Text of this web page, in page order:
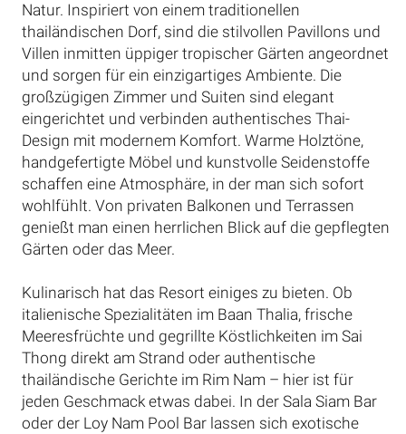
Natur. Inspiriert von einem traditionellen
thailändischen Dorf, sind die stilvollen Pavillons und
Villen inmitten üppiger tropischer Gärten angeordnet
und sorgen für ein einzigartiges Ambiente. Die
großzügigen Zimmer und Suiten sind elegant
eingerichtet und verbinden authentisches Thai-
Design mit modernem Komfort. Warme Holztöne,
handgefertigte Möbel und kunstvolle Seidenstoffe
schaffen eine Atmosphäre, in der man sich sofort
wohlfühlt. Von privaten Balkonen und Terrassen
genießt man einen herrlichen Blick auf die gepflegten
Gärten oder das Meer.
Kulinarisch hat das Resort einiges zu bieten. Ob
italienische Spezialitäten im Baan Thalia, frische
Meeresfrüchte und gegrillte Köstlichkeiten im Sai
Thong direkt am Strand oder authentische
thailändische Gerichte im Rim Nam – hier ist für
jeden Geschmack etwas dabei. In der Sala Siam Bar
oder der Loy Nam Pool Bar lassen sich exotische